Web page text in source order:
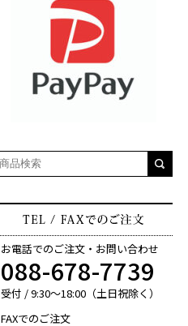
お電話でのご注文・お問い合わせ
088-678-7739
受付 / 9:30～18:00（土日祝除く）
FAXでのご注文